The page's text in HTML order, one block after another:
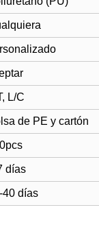
L/C
de PE y cartón
días
40 días